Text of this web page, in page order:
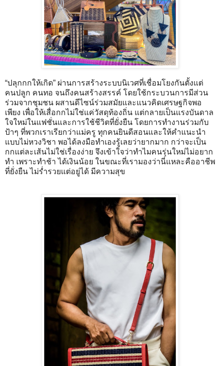
“ปลุกกกให้เกิด” ผ่านการสร้างระบบนิเวศที่เชื่อมโยงกันตั้งแต่
คนปลูก คนทอ จนถึงคนสร้างสรรค์ โดยใช้กระบวนการมีส่วน
ร่วมจากชุมชน ผสานดีไซน์ร่วมสมัยและแนวคิดเศรษฐกิจพอ
เพียง เพื่อให้เสื่อกกไม่ใช่แค่วัสดุท้องถิ่น แต่กลายเป็นแรงบันดาล
ใจใหม่ในแฟชั่นและการใช้ชีวิตที่ยั่งยืน โดยการทำงานร่วมกับ
ป้าๆ ที่พวกเราเรียกว่าแม่ครู ทุกคนยินดีสอนและให้คำแนะนำ
แบบไม่หวงวิชา พอได้ลงมือทำเองรู้เลยว่ายากมาก กว่าจะเป็น
กกแต่ละเส้นไม่ใช่เรื่องง่าย จึงเข้าใจว่าทำไมคนรุ่นใหม่ไม่อยาก
ทำ เพราะทำช้า ได้เงินน้อย ในขณะที่เรามองว่านี่แหละคืออาชีพ
ที่ยั่งยืน ไม่ร่ำรวยแต่อยู่ได้ มีความสุข